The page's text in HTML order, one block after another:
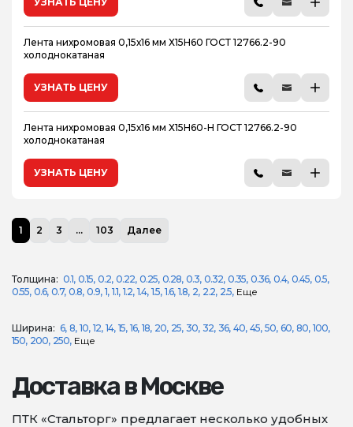
Лента нихромовая 0,15х16 мм Х15Н60 ГОСТ 12766.2-90
холоднокатаная
УЗНАТЬ ЦЕНУ
Лента нихромовая 0,15х16 мм Х15Н60-Н ГОСТ 12766.2-90
холоднокатаная
УЗНАТЬ ЦЕНУ
1 2 3 ... 103 Далее
Толщина: 0.1 0.15 0.2 0.22 0.25 0.28 0.3 0.32 0.35 0.36 0.4 0.45 0.5
0.55 0.6 0.7 0.8 0.9 1 1.1 1.2 1.4 1.5 1.6 1.8 2 2.2 2.5 Еще
Ширина: 6 8 10 12 14 15 16 18 20 25 30 32 36 40 45 50 60 80 100
150 200 250 Еще
Доставка в Москве
ПТК «Стальторг» предлагает несколько удобных